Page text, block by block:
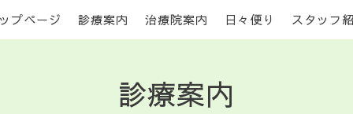
プページ 診療案内 治療院案内 日々便り スタッフ
診療案内